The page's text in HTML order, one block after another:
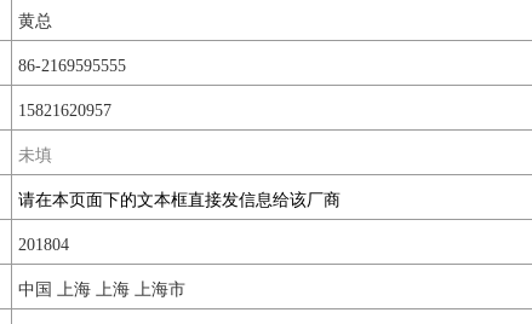
黄总
86-2169595555
15821620957
未填
请在本页面下的文本框直接发信息给该厂商
201804
中国 上海 上海 上海市